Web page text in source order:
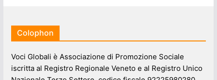
Colophon
Voci Globali è Associazione di Promozione Sociale
iscritta al Registro Regionale Veneto e al Registro Unico